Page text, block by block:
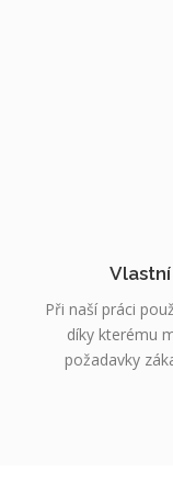
Při naší práci
díky kterému
požadavky